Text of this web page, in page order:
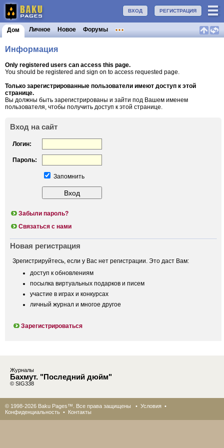
РЕГИСТРАЦИЯ
ВХОД
Дом Личное Новое Форумы
Информация
Only registered users can access this page.
You should be registered and sign on to access requested page.
Только зарегистрированные пользователи имеют доступ к этой
странице.
Вы должны быть зарегистрированы и зайти под Вашем именем
пользователя, чтобы получить доступ к этой странице.
Вход на сайт
Логин:
Пароль:
Запомнить
Забыли пароль?
Связаться с нами
Новая регистрация
Зрегистрируйтесь, если у Вас нет регистрации. Это даст Вам:
доступ к обновлениям
посылка виртуальных подарков и писем
участие в играх и конкурсах
личный журнал и многое другое
Зарегистрироваться
Журналы
Бахмут. "Последний дюйм"
© SIG338
© 1998-2026 Baku Pages™. Все права защищены • Условия •
Конфиденциальность • Контакты